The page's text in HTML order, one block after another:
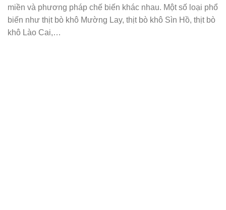
miền và phương pháp chế biến khác nhau. Một số loại phổ
biến như thịt bò khô Mường Lay, thịt bò khô Sìn Hồ, thịt bò
khô Lào Cai,…